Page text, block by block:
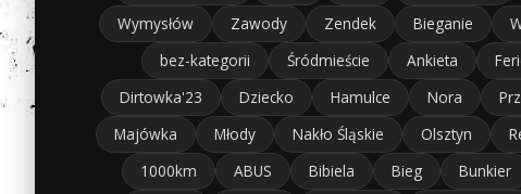
Wymysłów
Zawody Zendek Bieganie
bez-kategorii
Śródmieście Ankieta
Dirtowka'23
Dziecko Hamulce Nora
Majówka
Młody Nakło Śląskie Olsztyn
1000km
ABUS Bibiela Bieg Bunkier